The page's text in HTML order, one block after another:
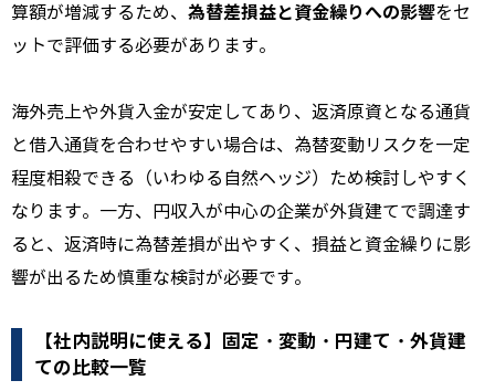
算額が増減するため、 為替差損益と資金繰りへの影響をセ
ットで評価する必要があります。
海外売上や外貨入金が安定してあり、返済原資となる通貨
と借入通貨を合わせやすい場合は、為替変動リスクを一定
程度相殺できる（いわゆる自然ヘッジ）ため検討しやすく
なります。一方、円収入が中心の企業が外貨建てで調達す
ると、返済時に為替差損が出やすく、損益と資金繰りに影
響が出るため慎重な検討が必要です。
【社内説明に使える】固定・変動・円建て・外貨建
ての比較一覧